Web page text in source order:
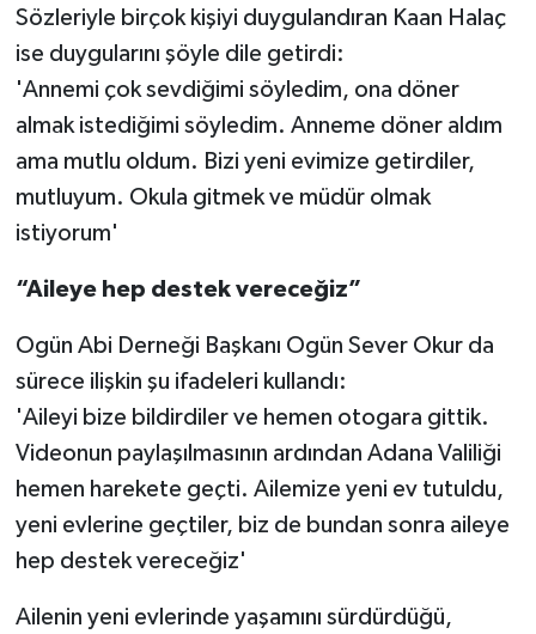
Sözleriyle birçok kişiyi duygulandıran Kaan Halaç
ise duygularını şöyle dile getirdi:
'Annemi çok sevdiğimi söyledim, ona döner
almak istediğimi söyledim. Anneme döner aldım
ama mutlu oldum. Bizi yeni evimize getirdiler,
mutluyum. Okula gitmek ve müdür olmak
istiyorum'
“Aileye hep destek vereceğiz”
Ogün Abi Derneği Başkanı Ogün Sever Okur da
sürece ilişkin şu ifadeleri kullandı:
'Aileyi bize bildirdiler ve hemen otogara gittik.
Videonun paylaşılmasının ardından Adana Valiliği
hemen harekete geçti. Ailemize yeni ev tutuldu,
yeni evlerine geçtiler, biz de bundan sonra aileye
hep destek vereceğiz'
Ailenin yeni evlerinde yaşamını sürdürdüğü,